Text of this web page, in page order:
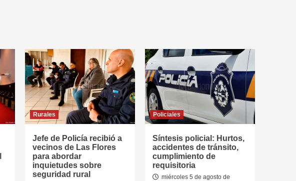
Rurales
Jefe de Policía recibió a
vecinos de Las Flores
para abordar
inquietudes sobre
seguridad rural
Policiales
Síntesis policial: Hurtos,
accidentes de tránsito,
cumplimiento de
requisitoria
miércoles 5 de agosto de